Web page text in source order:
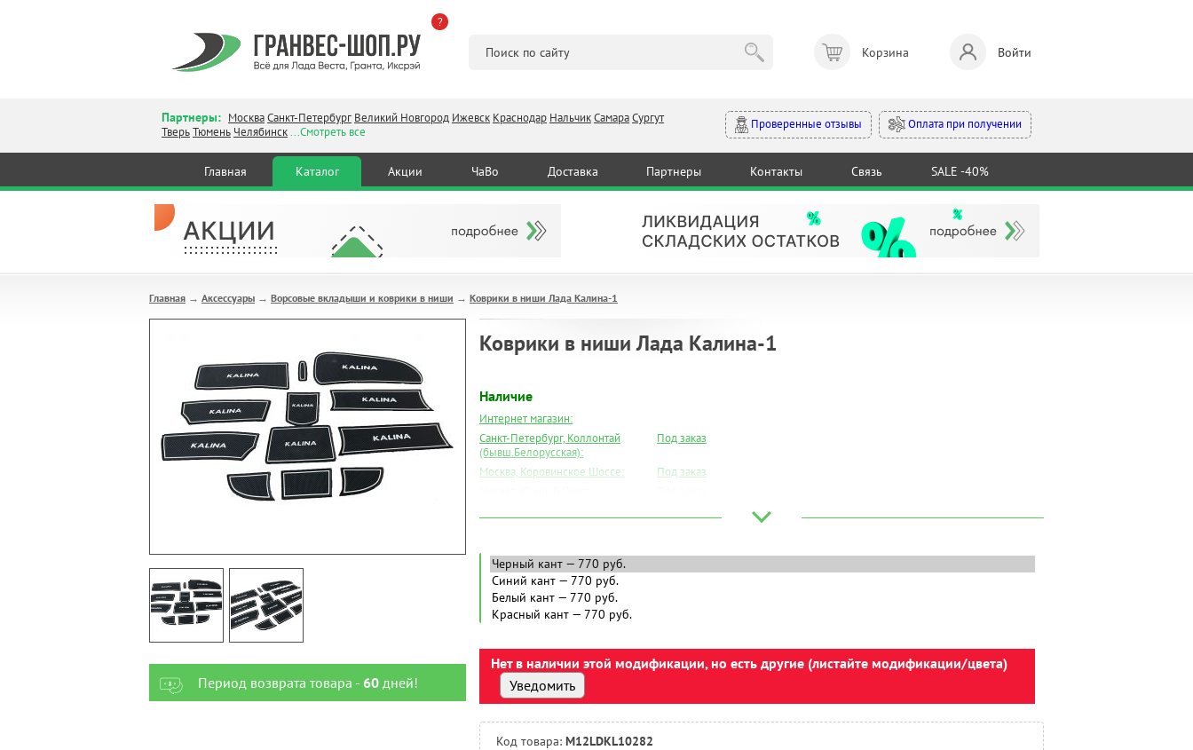
?
Корзина Войти
Партнеры: МоскваСанкт-Петербург Великий Новгород Ижевск Краснодар НальчикСамараСургут
ТверьТюмень Челябинск...Смотреть все
Проверенные отзывы Оплата при получении
Главная Каталог Акции ЧаВо Доставка Партнеры Контакты Связь SALE -40%
Главная → Аксессуары → Ворсовые вкладыши и коврики в ниши → Коврики в ниши Лада Калина-1
Период возврата товара - 60дней!
Коврики в ниши Лада Калина-1
Наличие
Интернет магазин:
Санкт-Петербург, Коллонтай
(бывш.Белорусская):
Под заказ
Москва, Коровинское Шоссе:
Под заказ
Нальчик:
Самара:
Под заказ
Тверь:
Тюмень:
Челябинск:
Нет в наличии этой модификации, но есть другие (листайте модификации/цвета)
Уведомить
Код товара: M12LDKL10282